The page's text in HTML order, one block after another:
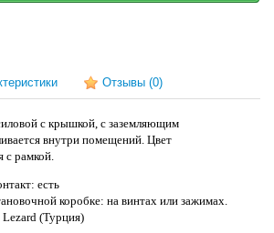
Отзывы (0)
с крышкой, с заземляющим
внутри помещений. Цвет
с рамкой.
есть
коробке: на винтах или зажимах.
Lezard (Турция)